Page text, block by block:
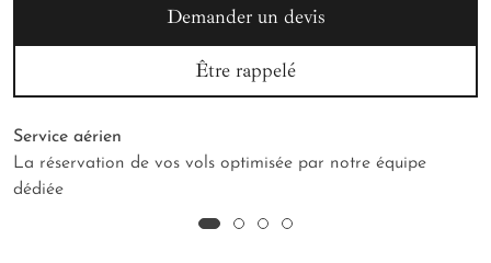
Demander un devis
Être rappelé
Service aérien
La réservation de vos vols optimisée par notre équipe
dédiée